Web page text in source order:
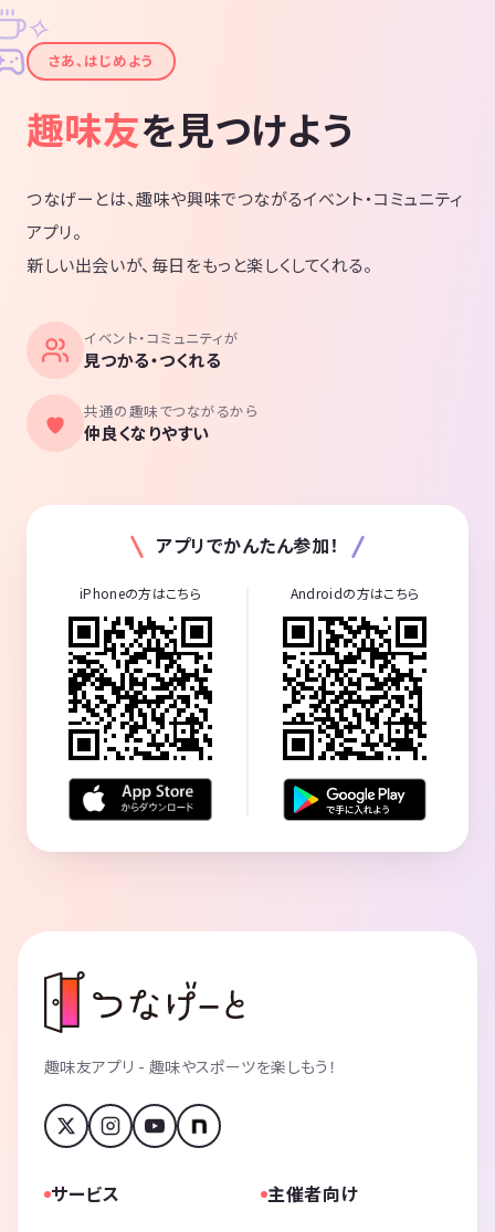
✦
✧
さあ、はじめよう
趣味友を見つけよう
つなげーとは、趣味や興味でつながるイベント・コミュニティ
アプリ。
新しい出会いが、毎日をもっと楽しくしてくれる。
イベント・コミュニティが
見つかる・つくれる
共通の趣味でつながるから
仲良くなりやすい
アプリでかんたん参加！
iPhoneの方はこちら Androidの方はこちら
趣味友アプリ - 趣味やスポーツを楽しもう！
サービス 主催者向け